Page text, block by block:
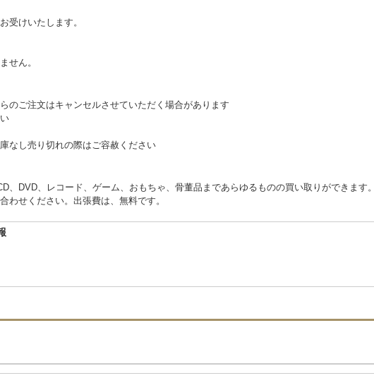
受けいたします。
せん。
のご注文はキャンセルさせていただく場合があります
なし売り切れの際はご容赦ください
、DVD、レコード、ゲーム、おもちゃ、骨董品まであらゆるものの買い取りができます
わせください。出張費は、無料です。